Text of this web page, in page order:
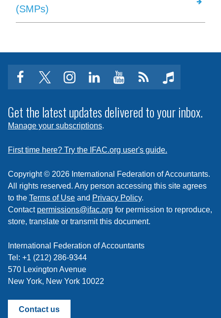
(SMPs)
facebooktwitterinstagram
linkedinyoutubeClick
subscribe
to
feed
music
Get the latest updates delivered to your inbox.
Manage your subscriptions.
First time here? Try the IFAC.org user's guide.
Copyright © 2026 International Federation of Accountants.
All rights reserved. Any person accessing this site agrees
to the Terms of Use and Privacy Policy.
Contact permissions@ifac.org for permission to reproduce,
store, translate or transmit this document.
International Federation of Accountants
Tel: +1 (212) 286-9344
570 Lexington Avenue
New York, New York 10022
Contact us